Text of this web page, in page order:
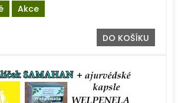
Akce
DO KOŠÍKU